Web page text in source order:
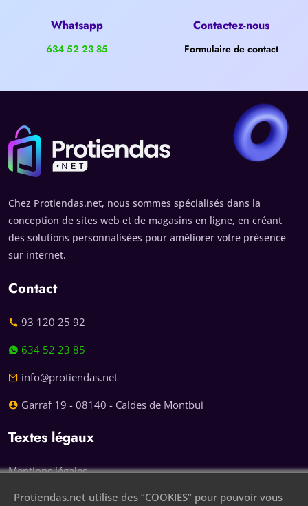
Whatsapp
634 52 23 85
Contactez-nous
Formulaire de contact
Chez Protiendas.net, nous sommes spécialisés dans la
conception de sites web et de magasins en ligne, en créant
des solutions personnalisées pour améliorer votre présence
sur internet.
Contact
93 120 25 92
634 52 23 85
info@protiendas.net
Garraf 19 - 08140 - Caldes de Montbui
Textes légaux
Mentions légales
Politique de confidentialité
Protiendas.net utilise des “COOKIES” pour pouvoir vous